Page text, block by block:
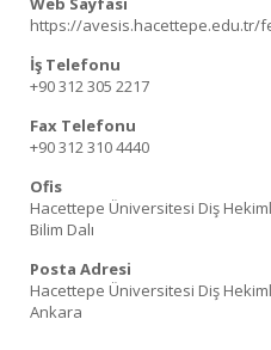
https://avesis.hacettepe.edu.tr/
İş Telefonu
+90 312 305 2217
Fax Telefonu
+90 312 310 4440
Ofis
Hacettepe Üniversitesi Diş
Bilim Dalı
Posta Adresi
Hacettepe Üniversitesi Diş
Ankara